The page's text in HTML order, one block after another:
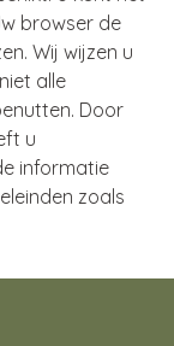
browser de
Wij wijzen u
alle
Door
u
informatie
zoals